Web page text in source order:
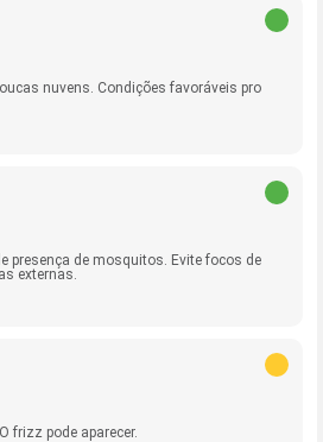
nuvens. Condições favoráveis pro
presença de mosquitos. Evite focos de
externas.
frizz pode aparecer.